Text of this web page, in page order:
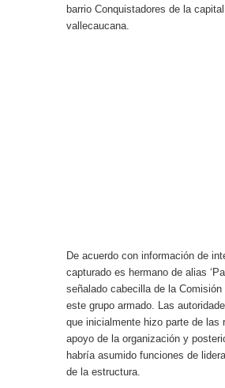
barrio Conquistadores de la capital
vallecaucana.
De acuerdo con información de
capturado es hermano de alias
señalado cabecilla de la Comisión
este grupo armado. Las
que inicialmente hizo parte de las
apoyo de la organización y
habría asumido funciones de
de la estructura.